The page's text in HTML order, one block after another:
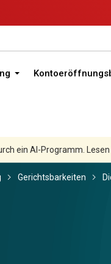
ein AI-Programm.
Gerichtsbarkeiten